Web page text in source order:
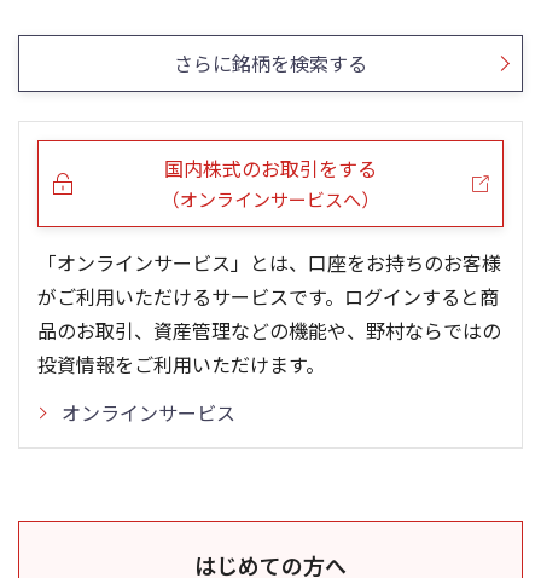
13週移動平均 26週移動平均 出来高(百万)
0
4
5ヶ月移動平均 25ヶ月移動平均 出来高(百万)
0
さらに銘柄を検索する
国内株式のお取引をする
（オンラインサービスへ）
「オンラインサービス」とは、口座をお持ちのお客様
がご利用いただけるサービスです。ログインすると商
品のお取引、資産管理などの機能や、野村ならではの
投資情報をご利用いただけます。
オンラインサービス
はじめての方へ